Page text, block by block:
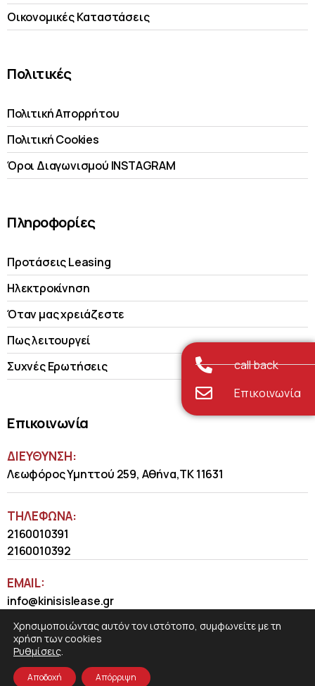
Οικονομικές Kαταστάσεις
Πολιτικές
Πολιτική Απορρήτου
Πολιτική Cookies
Όροι Διαγωνισμού INSTAGRAM
Πληροφορίες
Προτάσεις Leasing
Ηλεκτροκίνηση
Όταν μας χρειάζεστε
Πως λειτουργεί
Συχνές Ερωτήσεις
Επικοινωνία
ΔΙΕΥΘΥΝΣΗ:
Λεωφόρος Υμηττού 259, Αθήνα,ΤΚ 11631
ΤΗΛΈΦΩΝΑ:
2160010391
2160010392
EMAIL:
info@kinisislease.gr
call back
Επικοινωνία
Χρησιμοποιώντας αυτόν τον ιστότοπο, συμφωνείτε με τη
χρήση των cookies
Ρυθμίσεις.
Αποδοχή Απόρριψη